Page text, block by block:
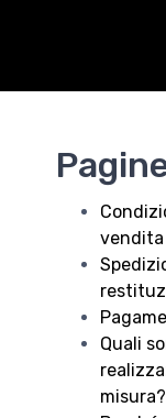
vendita
Quali
misura?